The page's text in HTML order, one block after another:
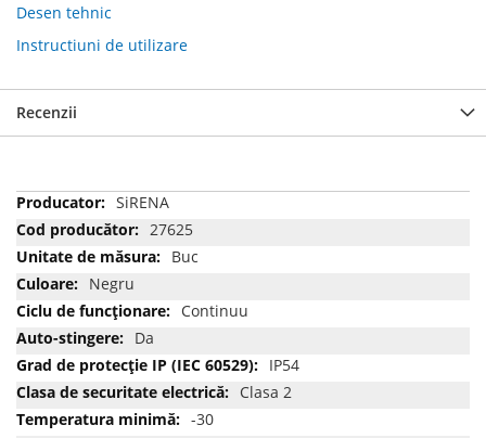
Desen tehnic
Instructiuni de utilizare
Recenzii
Mai
multe
informatii
SiRENA
27625
Buc
Negru
Continuu
Da
IP54
Clasa 2
-30